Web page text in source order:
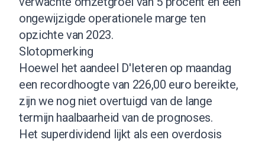
ongewijzigde operationele marge ten
opzichte van 2023.
Slotopmerking
Hoewel het aandeel D'Ieteren op maandag
een recordhoogte van 226,00 euro bereikte,
zijn we nog niet overtuigd van de lange
termijn haalbaarheid van de prognoses.
Het superdividend lijkt als een overdosis